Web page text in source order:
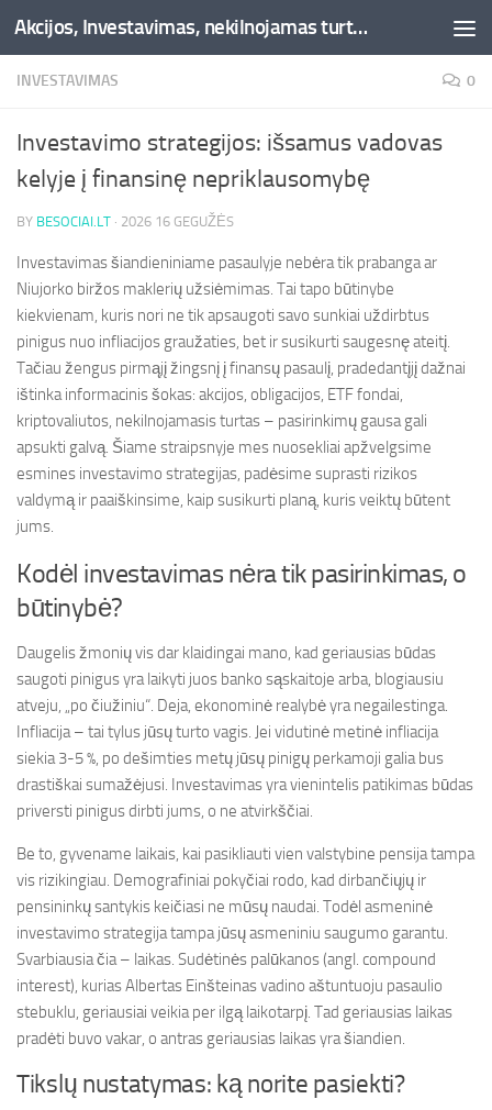
Skip to content Akcijos, Investavimas, nekilnojamas turtas, kriptovaliutos - Besociai.lt
INVESTAVIMAS 0
Investavimo strategijos: išsamus vadovas
kelyje į finansinę nepriklausomybę
BY BESOCIAI.LT · 2026 16 GEGUŽĖS
Investavimas šiandieniniame pasaulyje nebėra tik prabanga ar
Niujorko biržos maklerių užsiėmimas. Tai tapo būtinybe
kiekvienam, kuris nori ne tik apsaugoti savo sunkiai uždirbtus
pinigus nuo infliacijos graužaties, bet ir susikurti saugesnę ateitį.
Tačiau žengus pirmąjį žingsnį į finansų pasaulį, pradedantįjį dažnai
ištinka informacinis šokas: akcijos, obligacijos, ETF fondai,
kriptovaliutos, nekilnojamasis turtas – pasirinkimų gausa gali
apsukti galvą. Šiame straipsnyje mes nuosekliai apžvelgsime
esmines investavimo strategijas, padėsime suprasti rizikos
valdymą ir paaiškinsime, kaip susikurti planą, kuris veiktų būtent
jums.
Kodėl investavimas nėra tik pasirinkimas, o
būtinybė?
Daugelis žmonių vis dar klaidingai mano, kad geriausias būdas
saugoti pinigus yra laikyti juos banko sąskaitoje arba, blogiausiu
atveju, „po čiužiniu“. Deja, ekonominė realybė yra negailestinga.
Infliacija – tai tylus jūsų turto vagis. Jei vidutinė metinė infliacija
siekia 3-5 %, po dešimties metų jūsų pinigų perkamoji galia bus
drastiškai sumažėjusi. Investavimas yra vienintelis patikimas būdas
priversti pinigus dirbti jums, o ne atvirkščiai.
Be to, gyvename laikais, kai pasikliauti vien valstybine pensija tampa
vis rizikingiau. Demografiniai pokyčiai rodo, kad dirbančiųjų ir
pensininkų santykis keičiasi ne mūsų naudai. Todėl asmeninė
investavimo strategija tampa jūsų asmeniniu saugumo garantu.
Svarbiausia čia – laikas. Sudėtinės palūkanos (angl. compound
interest), kurias Albertas Einšteinas vadino aštuntuoju pasaulio
stebuklu, geriausiai veikia per ilgą laikotarpį. Tad geriausias laikas
pradėti buvo vakar, o antras geriausias laikas yra šiandien.
Tikslų nustatymas: ką norite pasiekti?